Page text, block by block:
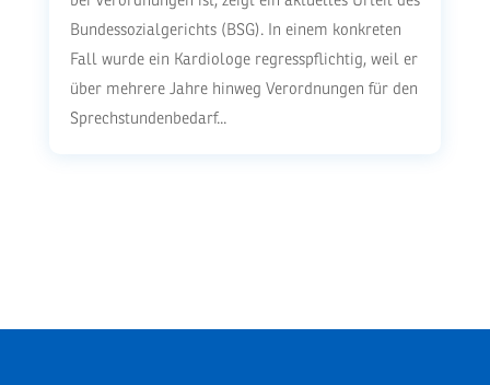
Bundessozialgerichts (BSG). In einem konkreten
Fall wurde ein Kardiologe regresspflichtig, weil er
über mehrere Jahre hinweg Verordnungen für den
Sprechstundenbedarf...